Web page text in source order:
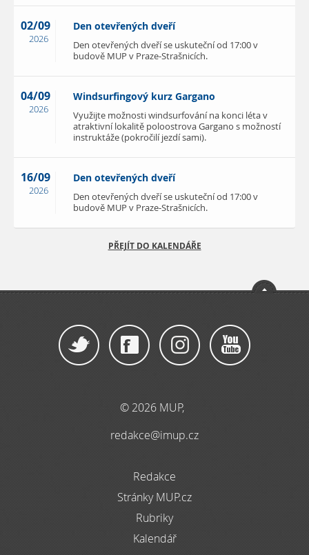
02/09
2026
Den otevřených dveří
Den otevřených dveří se uskuteční od 17:00 v
budově MUP v Praze-Strašnicích.
04/09
2026
Windsurfingový kurz Gargano
Využijte možnosti windsurfování na konci léta v
atraktivní lokalitě poloostrova Gargano s možností
instruktáže (pokročilí jezdí sami).
16/09
2026
Den otevřených dveří
Den otevřených dveří se uskuteční od 17:00 v
budově MUP v Praze-Strašnicích.
PŘEJÍT DO KALENDÁŘE
© 2026 MUP,
redakce@imup.cz
Redakce
Stránky MUP.cz
Rubriky
Kalendář